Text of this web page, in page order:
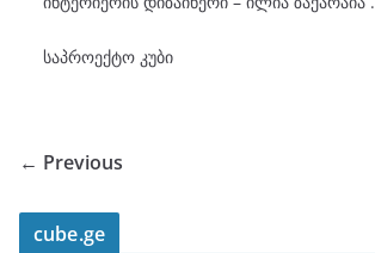
საპროექტო კუბი
← Previous
cube.ge